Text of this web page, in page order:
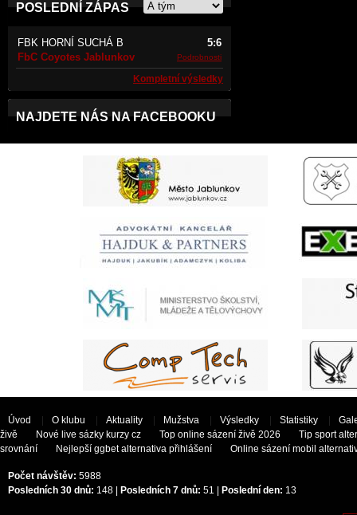
POSLEDNÍ ZÁPAS
FBK HORNÍ SUCHÁ B
FbC Coyotes Jablunkov
5:6
Podrobnosti
Kompletní výsledky
NAJDETE NÁS NA FACEBOOKU
Úvod O klubu Aktuality Mužstva Výsledky Statistiky
živě
Nové live sázky kurzy cz Top online sázení živě 2026
Tip sport
srovnání
Nejlepší ggbet alternativa přihlášení Online sázení mobil
Počet návštěv: 5988
Posledních 30 dnů: 148 | Posledních 7 dnů: 51 | Poslední den: 13